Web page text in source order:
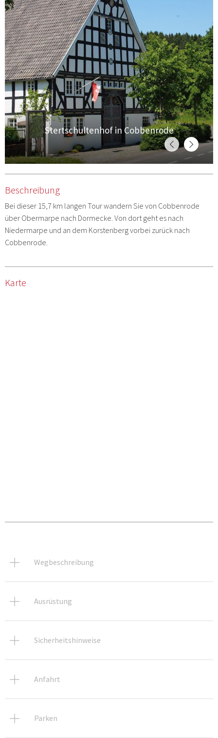
Stertschultenhof in Cobbenrode
Beschreibung
Bei dieser 15,7 km langen Tour wandern Sie von Cobbenrode
über Obermarpe nach Dormecke. Von dort geht es nach
Niedermarpe und an dem Korstenberg vorbei zurück nach
Cobbenrode.
Karte
Wegbeschreibung
Ausrüstung
Sicherheitshinweise
Anfahrt
Parken